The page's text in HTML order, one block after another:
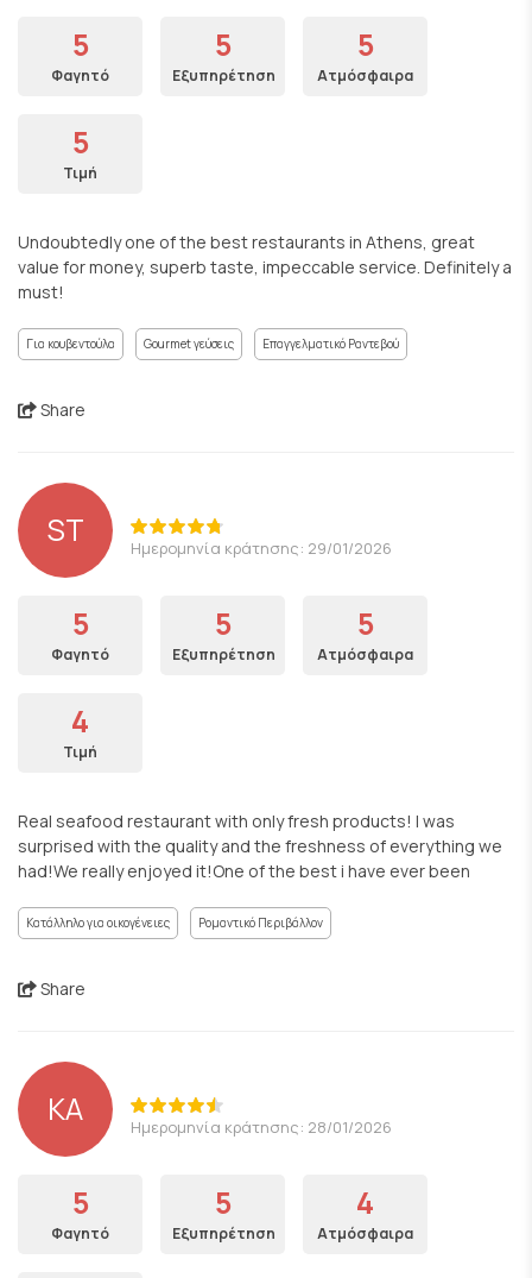
5
Φαγητό
5
Εξυπηρέτηση
5
Ατμόσφαιρα
5
Τιμή
Undoubtedly one of the best restaurants in Athens, great
value for money, superb taste, impeccable service. Definitely a
must!
Για κουβεντούλα Gourmet γεύσεις Επαγγελματικό Ραντεβού
Share
ST Ημερομηνία κράτησης: 29/01/2026
5
Φαγητό
5
Εξυπηρέτηση
5
Ατμόσφαιρα
4
Τιμή
Real seafood restaurant with only fresh products! I was
surprised with the quality and the freshness of everything we
had!We really enjoyed it!One of the best i have ever been
Κατάλληλο για οικογένειες Ρομαντικό Περιβάλλον
Share
KA Ημερομηνία κράτησης: 28/01/2026
5
Φαγητό
5
Εξυπηρέτηση
4
Ατμόσφαιρα